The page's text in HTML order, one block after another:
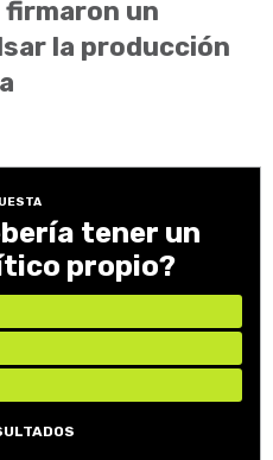
firmaron un
la producción
tener un
propio?